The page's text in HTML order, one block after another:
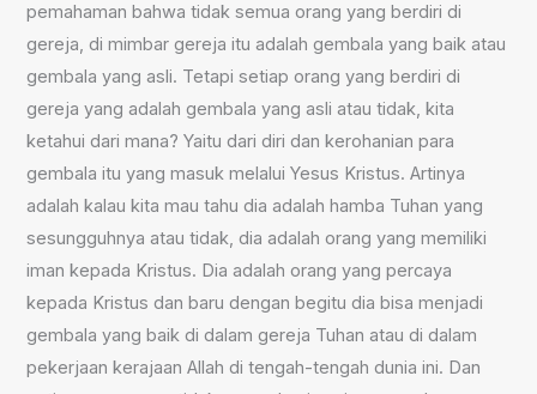
pemahaman bahwa tidak semua orang yang berdiri di
gereja, di mimbar gereja itu adalah gembala yang baik atau
gembala yang asli. Tetapi setiap orang yang berdiri di
gereja yang adalah gembala yang asli atau tidak, kita
ketahui dari mana? Yaitu dari diri dan kerohanian para
gembala itu yang masuk melalui Yesus Kristus. Artinya
adalah kalau kita mau tahu dia adalah hamba Tuhan yang
sesungguhnya atau tidak, dia adalah orang yang memiliki
iman kepada Kristus. Dia adalah orang yang percaya
kepada Kristus dan baru dengan begitu dia bisa menjadi
gembala yang baik di dalam gereja Tuhan atau di dalam
pekerjaan kerajaan Allah di tengah-tengah dunia ini. Dan